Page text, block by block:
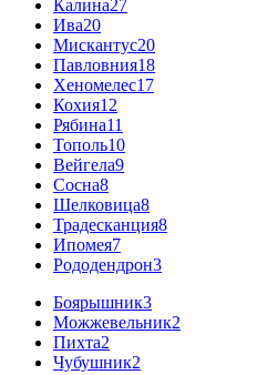
Калина27
Ива20
Мискантус20
Павловния18
Хеномелес17
Кохия12
Рябина11
Тополь10
Вейгела9
Сосна8
Шелковица8
Традесканция8
Ипомея7
Рододендрон3
Боярышник3
Можжевельник2
Пихта2
Чубушник2